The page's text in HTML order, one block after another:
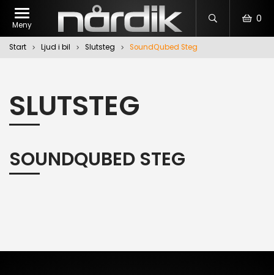
Start Ljud i bil Slutsteg SoundQubed Steg
SLUTSTEG
SOUNDQUBED STEG
Meny
0